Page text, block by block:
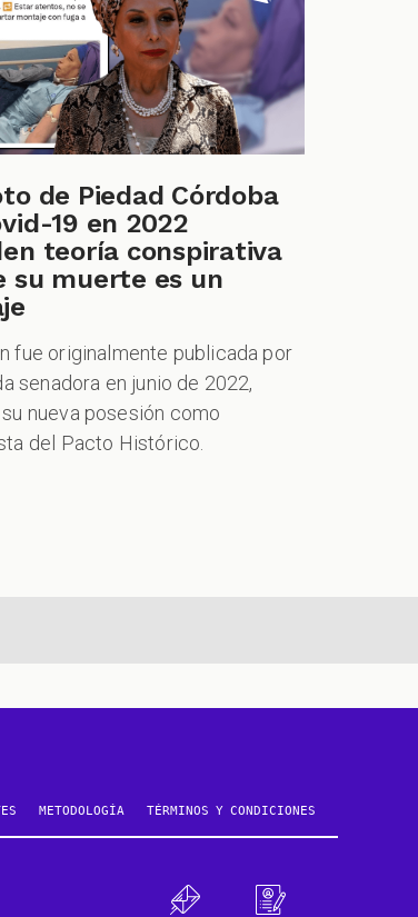
de Piedad Córdoba
19 en 2022
teoría conspirativa
su muerte es un
fue originalmente publicada por
senadora en junio de 2022,
nueva posesión como
del Pacto Histórico.
METODOLOGÍA TÉRMINOS Y CONDICIONES